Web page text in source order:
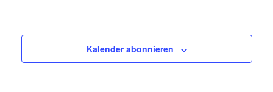
Kalender abonnieren